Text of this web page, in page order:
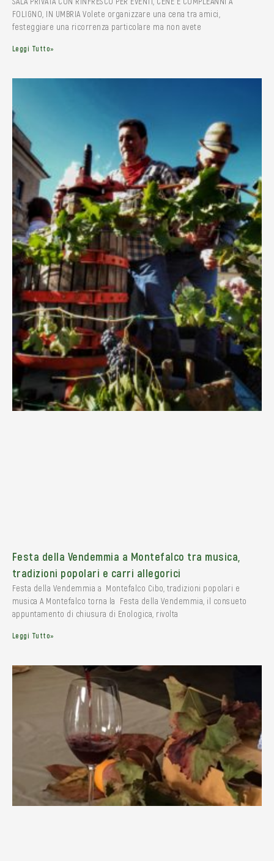
FOLIGNO, IN UMBRIA Volete organizzare una cena tra amici,
festeggiare una ricorrenza particolare ma non avete
Leggi Tutto»
Festa della Vendemmia a Montefalco tra musica,
tradizioni popolari e carri allegorici
Festa della Vendemmia a Montefalco Cibo, tradizioni popolari e
musica A Montefalco torna la Festa della Vendemmia, il consueto
appuntamento di chiusura di Enologica, rivolta
Leggi Tutto»